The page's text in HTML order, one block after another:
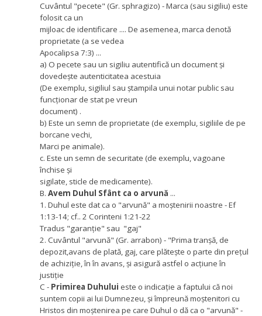
Cuvântul "pecete" (Gr. sphragizo) - Marca (sau sigiliu) este
folosit ca un
mijloac de identificare .... De asemenea, marca denotă
proprietate (a se vedea
Apocalipsa 7:3) ...
a) O pecete sau un sigiliu autentifică un document și
dovedește autenticitatea acestuia
(De exemplu, sigiliul sau ștampila unui notar public sau
funcționar de stat pe vreun
document) .
b) Este un semn de proprietate (de exemplu, sigiliile de pe
borcane vechi,
Marci pe animale).
c. Este un semn de securitate (de exemplu, vagoane
închise și
sigilate, sticle de medicamente).
B. Avem Duhul Sfânt ca o arvună ...
1. Duhul este dat ca o "arvună" a moștenirii noastre - Ef
1:13-14; cf.. 2 Corinteni 1:21-22
Tradus "garanție" sau "gaj"
2. Cuvântul "arvună" (Gr. arrabon) - "Prima tranșă, de
depozit,avans de plată, gaj, care plătește o parte din prețul
de achiziție, în în avans, și asigură astfel o acțiune în
justiție
C - Primirea Duhului este o indicație a faptului că noi
suntem copii ai lui Dumnezeu, și împreună moștenitori cu
Hristos din moștenirea pe care Duhul o dă ca o "arvună" -